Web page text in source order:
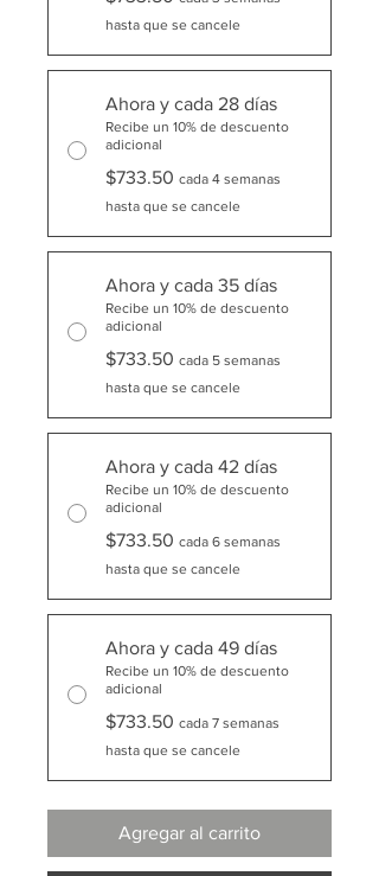
hasta que se cancele
Ahora y cada 28 días
Recibe un 10% de descuento
adicional
$733.50 cada 4 semanas
hasta que se cancele
Ahora y cada 35 días
Recibe un 10% de descuento
adicional
$733.50 cada 5 semanas
hasta que se cancele
Ahora y cada 42 días
Recibe un 10% de descuento
adicional
$733.50 cada 6 semanas
hasta que se cancele
Ahora y cada 49 días
Recibe un 10% de descuento
adicional
$733.50 cada 7 semanas
hasta que se cancele
Agregar al carrito